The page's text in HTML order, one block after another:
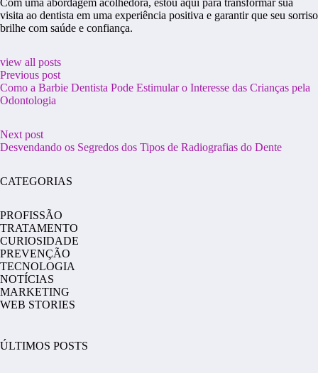
Com uma abordagem acolhedora, estou aqui para transformar sua
visita ao dentista em uma experiência positiva e garantir que seu sorriso
brilhe com saúde e confiança.
view all posts
Previous post
Como a Barbie Dentista Pode Estimular o Interesse das Crianças pela
Odontologia
Next post
Desvendando os Segredos dos Tipos de Radiografias do Dente
CATEGORIAS
PROFISSÃO
TRATAMENTO
CURIOSIDADE
PREVENÇÃO
TECNOLOGIA
NOTÍCIAS
MARKETING
WEB STORIES
ÚLTIMOS POSTS